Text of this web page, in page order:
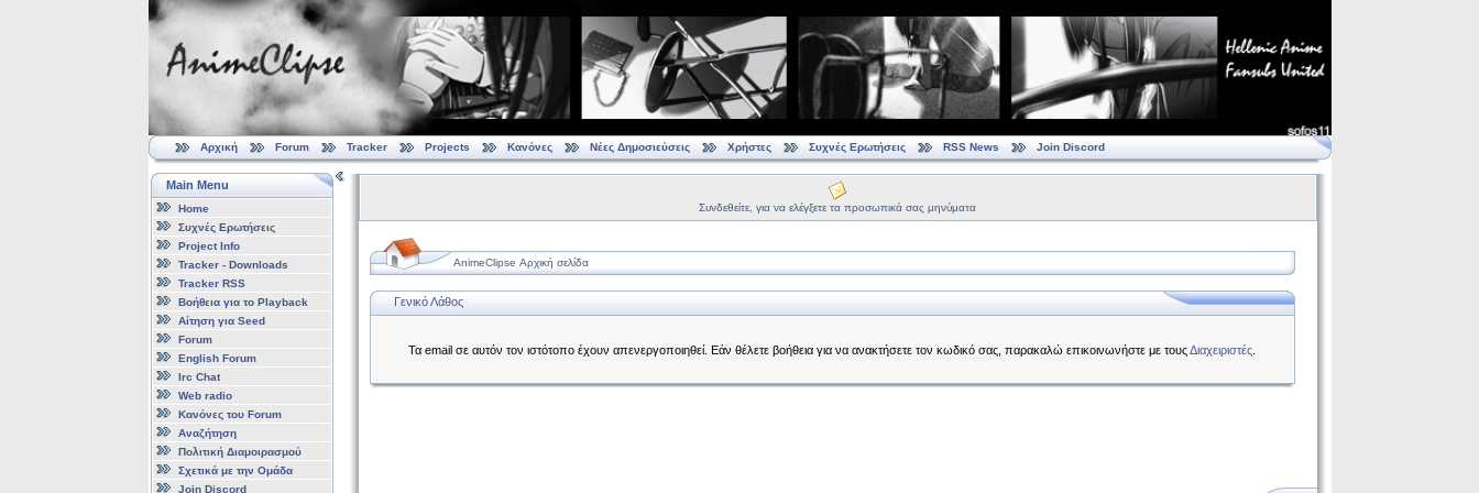
Αρχική Forum Tracker Projects Κανόνες Νέες Δημοσιεύσεις Χρήστες Συχνές Ερωτήσεις RSS News Join Discord
Main Menu
Home
Συχνές Ερωτήσεις
Project Info
Tracker - Downloads
Tracker RSS
Βοήθεια για το Playback
Αίτηση για Seed
Forum
English Forum
Irc Chat
Web radio
Κανόνες του Forum
Αναζήτηση
Πολιτική Διαμοιρασμού
Σχετικά με την Ομάδα
Join Discord
Συνδεθείτε, για να ελέγξετε τα προσωπικά σας μηνύματα
AnimeClipse Αρχική σελίδα
Γενικό Λάθος
Τα email σε αυτόν τον ιστότοπο έχουν απενεργοποιηθεί. Εάν θέλετε βοήθεια για να ανακτήσετε τον κωδικό σας, παρακαλώ επικοινωνήστε με τουςΔιαχειριστές